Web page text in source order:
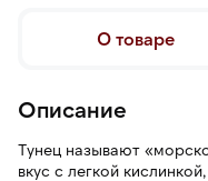
О товаре
Описание
Тунец называют
вкус с легкой